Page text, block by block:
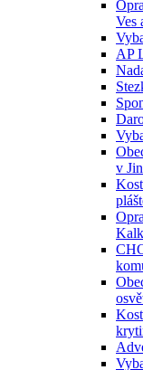
Ves
AP
v